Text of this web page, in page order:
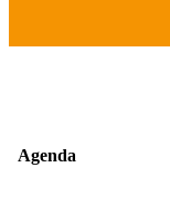
Agenda